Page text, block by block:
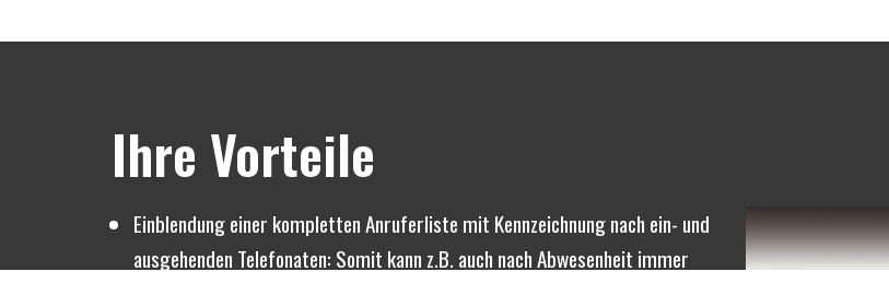
Ihre Vorteile
Einblendung einer kompletten Anruferliste mit Kennzeichnung nach ein- und
ausgehenden Telefonaten: Somit kann z.B. auch nach Abwesenheit immer